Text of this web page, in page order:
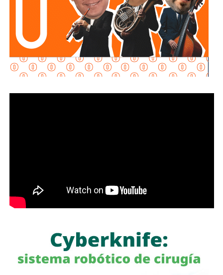
seguridad previstas en la legislación estatal.
La diputada Brisseire Sánchez López, explicó que
mantener las luces encendidas permite incrementar
la visibilidad de las motocicletas ante otros usuarios
de la vía, debido a que por sus dimensiones pueden ser
menos perceptibles que otros vehículos, particularmente
La legisladora destacó que, la Ley General de Movilidad y
Seguridad Vial establece la obligación de las autoridades
competentes de implementar medidas preventivas